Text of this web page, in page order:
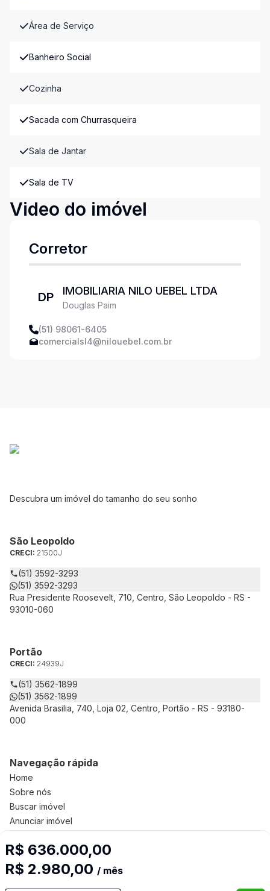
Área de Serviço
Banheiro Social
Cozinha
Sacada com Churrasqueira
Sala de Jantar
Sala de TV
Video do imóvel
Corretor
DP IMOBILIARIA NILO UEBEL LTDA
Douglas Paim
(51) 98061-6405
comercialsl4@nilouebel.com.br
R$ 636.000,00
R$ 2.980,00 / mês
Descubra um imóvel do tamanho do seu sonho
São Leopoldo
CRECI: 21500J
(51) 3592-3293
(51) 3592-3293
Rua Presidente Roosevelt, 710, Centro, São Leopoldo - RS -
93010-060
Portão
CRECI: 24939J
(51) 3562-1899
(51) 3562-1899
Avenida Brasilia, 740, Loja 02, Centro, Portão - RS - 93180-
000
Navegação rápida
Home
Sobre nós
Buscar imóvel
Anunciar imóvel